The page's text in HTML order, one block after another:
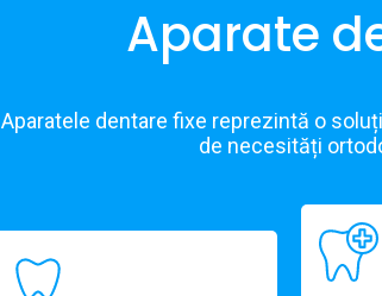
Aparate
Aparatele dentare fixe reprezintă o
de necesități